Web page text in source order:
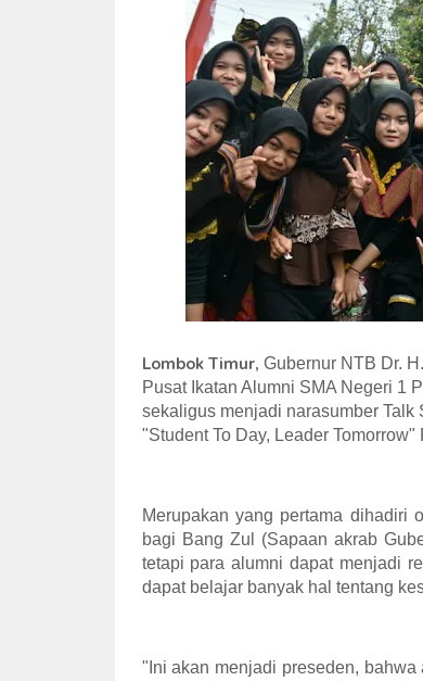
Lombok Timur, Gubernur NTB Dr.
Pusat Ikatan Alumni SMA Negeri 1
sekaligus menjadi narasumber Talk
"Student To Day, Leader Tomorrow"
Merupakan yang pertama dihadiri
bagi Bang Zul (Sapaan akrab
tetapi para alumni dapat menjadi
dapat belajar banyak hal tentang
"Ini akan menjadi preseden,